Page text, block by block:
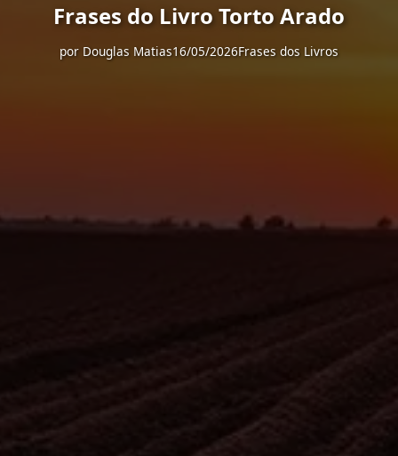
Frases do Livro Torto Arado
por Douglas Matias16/05/2026Frases dos Livros